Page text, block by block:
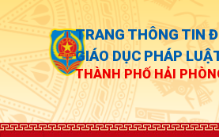
TRANG THÔNG TIN
GIÁO DỤC PHÁP
THÀNH PHỐ HẢI